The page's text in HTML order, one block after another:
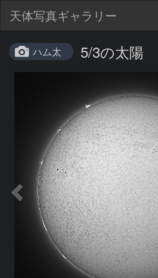
天体写真ギャラリー
ハム太 5/3の太陽